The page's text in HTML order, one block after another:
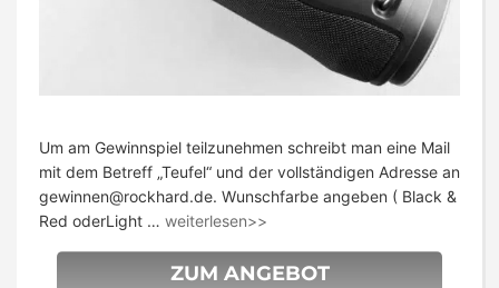
Um am Gewinnspiel teilzunehmen schreibt man eine Mail
mit dem Betreff „Teufel“ und der vollständigen Adresse an
gewinnen@rockhard.de. Wunschfarbe angeben ( Black &
Red oderLight … weiterlesen>>
ZUM ANGEBOT